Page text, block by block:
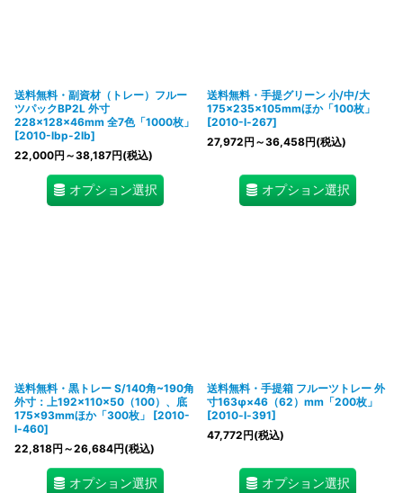
送料無料・副資材（トレー）フルー
ツパックBP2L 外寸
228×128×46mm 全7色「1000枚」
[2010-lbp-2lb]
22,000円 ～38,187円(税込)
オプション選択
送料無料・手提グリーン 小/中/大
175×235×105mmほか「100枚」
[2010-l-267]
27,972円 ～36,458円(税込)
オプション選択
送料無料・黒トレー S/140角~190角
外寸：上192×110×50（100）、底
175×93mmほか「300枚」
[2010-
l-460]
22,818円 ～26,684円(税込)
オプション選択
送料無料・手提箱 フルーツトレー 外
寸163φ×46（62）mm「200枚」
[2010-l-391]
47,772円(税込)
オプション選択